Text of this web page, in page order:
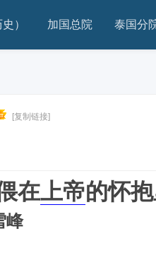
） 加国总院 泰国分
[复制链接]
在上帝的怀
峰